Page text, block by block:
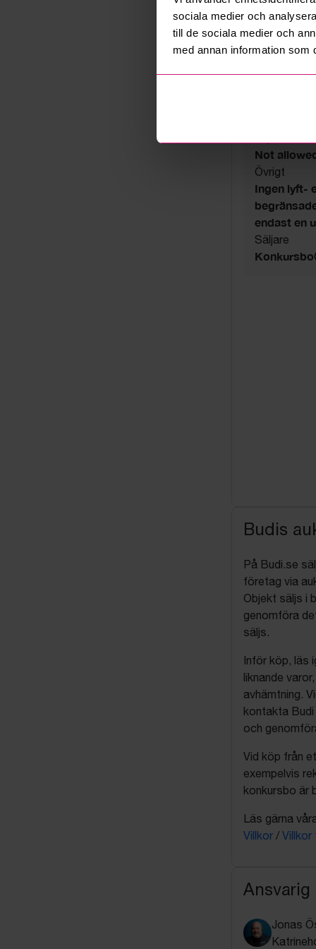
sociala medier och
till de sociala medier och
med annan information som
24 juni
Not
Övrigt
Ingen lyft-
endast en
Säljare
Konkursbo
Budis
På Budi.se
företag via
Objekt säljs i
genomföra
säljs.
Inför köp, läs
liknande
avhämtning.
kontakta
och
Vid köp från
exempelvis
konkursbo är
Läs gärna
Villkor /
Jonas